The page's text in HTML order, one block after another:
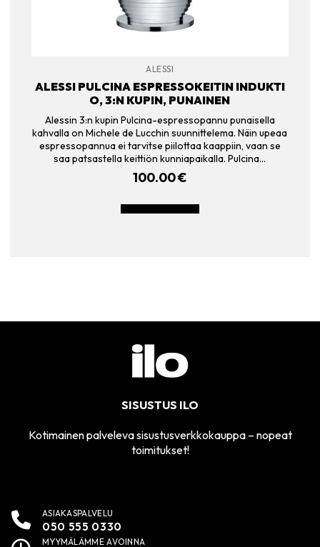
ALESSI
ALESSI PULCINA ESPRESSOKEITIN INDUKTI
O, 3:N KUPIN, PUNAINEN
Alessin 3:n kupin Pulcina-espressopannu punaisella
kahvalla on Michele de Lucchin suunnittelema. Näin upeaa
espressopannua ei tarvitse piilottaa kaappiin, vaan se
saa patsastella keittiön kunniapaikalla. Pulcina…
100.00€
SISUSTUS ILO
Kotimainen palveleva sisustusverkkokauppa – nopeat
toimitukset!
ASIAKASPALVELU
050 555 0330
MYYMÄLÄMME AVOINNA